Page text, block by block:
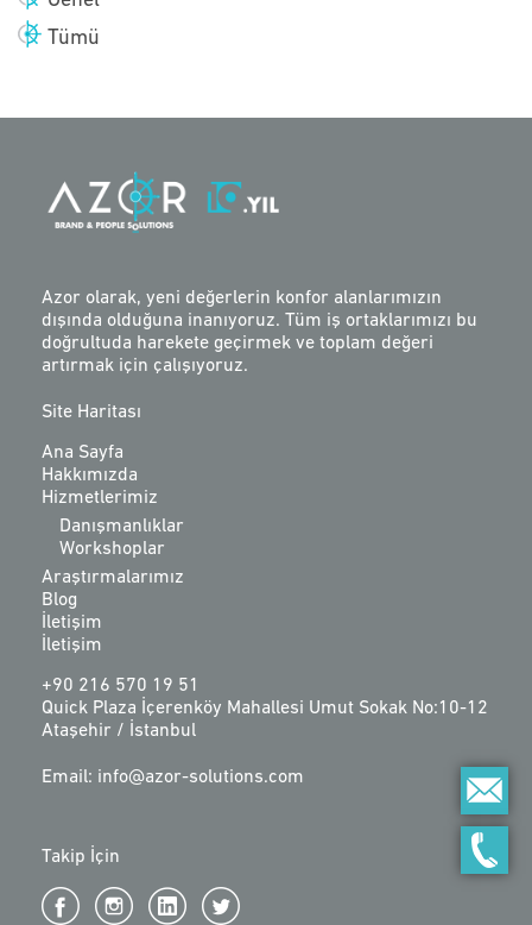
Tümü
Azor olarak, yeni değerlerin konfor alanlarımızın
dışında olduğuna inanıyoruz. Tüm iş ortaklarımızı bu
doğrultuda harekete geçirmek ve toplam değeri
artırmak için çalışıyoruz.
Site Haritası
Ana Sayfa
Hakkımızda
Hizmetlerimiz
Danışmanlıklar
Workshoplar
Araştırmalarımız
Blog
İletişim
İletişim
+90 216 570 19 51
Quick Plaza İçerenköy Mahallesi Umut Sokak No:10-12
Ataşehir / İstanbul
Email: info@azor-solutions.com
Takip İçin